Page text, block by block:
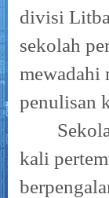
divisi
sekolah
mewadahi
penulisan
kali